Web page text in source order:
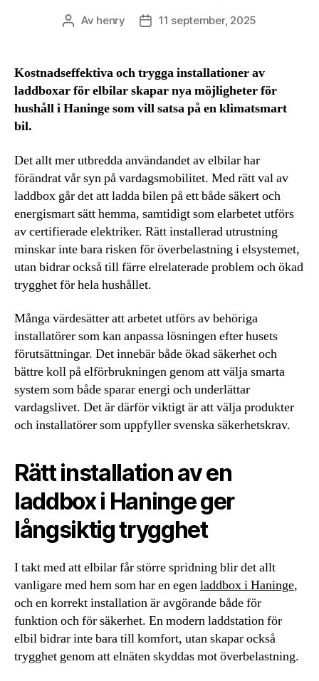
Inläggsförfattare
Av henry Inläggsdatum
11 september, 2025
Kostnadseffektiva och trygga installationer av
laddboxar för elbilar skapar nya möjligheter för
hushåll i Haninge som vill satsa på en klimatsmart
bil.
Det allt mer utbredda användandet av elbilar har
förändrat vår syn på vardagsmobilitet. Med rätt val av
laddbox går det att ladda bilen på ett både säkert och
energismart sätt hemma, samtidigt som elarbetet utförs
av certifierade elektriker. Rätt installerad utrustning
minskar inte bara risken för överbelastning i elsystemet,
utan bidrar också till färre elrelaterade problem och ökad
trygghet för hela hushållet.
Många värdesätter att arbetet utförs av behöriga
installatörer som kan anpassa lösningen efter husets
förutsättningar. Det innebär både ökad säkerhet och
bättre koll på elförbrukningen genom att välja smarta
system som både sparar energi och underlättar
vardagslivet. Det är därför viktigt är att välja produkter
och installatörer som uppfyller svenska säkerhetskrav.
Rätt installation av en
laddbox i Haninge ger
långsiktig trygghet
I takt med att elbilar får större spridning blir det allt
vanligare med hem som har en egenladdbox i Haninge,
och en korrekt installation är avgörande både för
funktion och för säkerhet. En modern laddstation för
elbil bidrar inte bara till komfort, utan skapar också
trygghet genom att elnäten skyddas mot överbelastning.